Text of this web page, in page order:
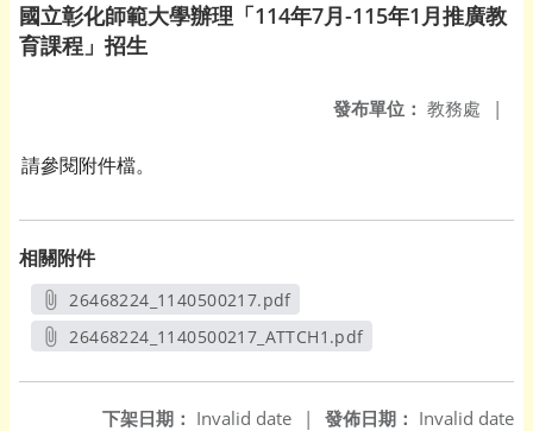
國立彰化師範大學辦理「114年7月-115年1月推廣教
育課程」招生
發布單位： 教務處 |
請參閱附件檔。
相關附件
26468224_1140500217.pdf
另開新視窗
26468224_1140500217_ATTCH1.pdf
發佈日期： Invalid date
下架日期： Invalid date
|